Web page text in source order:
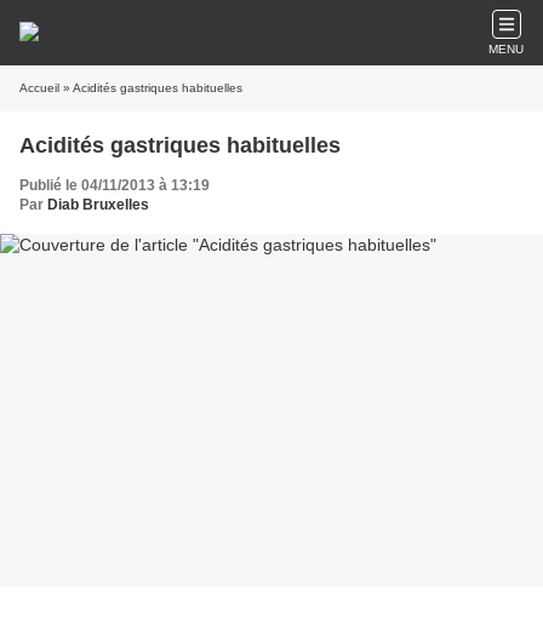
MENU
Accueil » Acidités gastriques habituelles
Acidités gastriques habituelles
Publié le 04/11/2013 à 13:19
Par Diab Bruxelles